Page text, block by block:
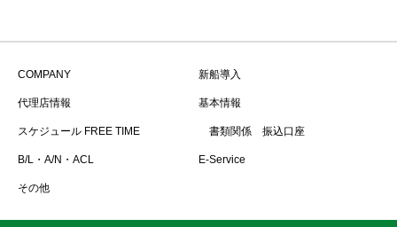
COMPANY 新船導入
代理店情報 基本情報
スケジュール FREE TIME 書類関係 振込口座
B/L・A/N・ACL E-Service
その他